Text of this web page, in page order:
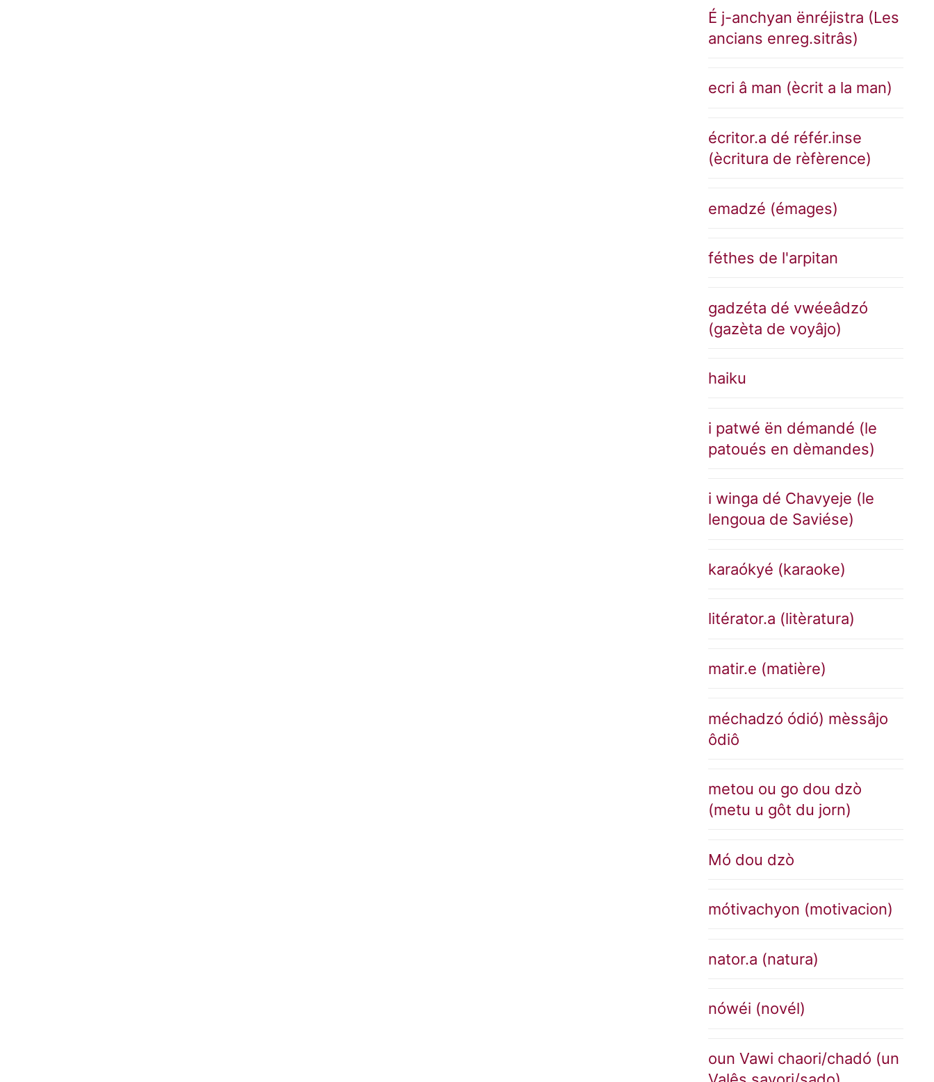
É j-anchyan ënréjistra (Les
ancians enreg.sitrâs)
ecri â man (ècrit a la man)
écritor.a dé référ.inse
(ècritura de rèfèrence)
emadzé (émages)
féthes de l'arpitan
gadzéta dé vwéeâdzó
(gazèta de voyâjo)
haiku
i patwé ën démandé (le
patoués en dèmandes)
i winga dé Chavyeje (le
lengoua de Saviése)
karaókyé (karaoke)
litérator.a (litèratura)
matir.e (matière)
méchadzó ódió) mèssâjo
ôdiô
metou ou go dou dzò
(metu u gôt du jorn)
Mó dou dzò
mótivachyon (motivacion)
nator.a (natura)
nówéi (novél)
oun Vawi chaori/chadó (un